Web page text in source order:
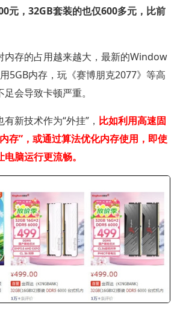
元，32GB套装的也仅600多元，比前
内存的占用越来越大，最新的Window
5GB内存，玩《赛博朋克2077》等高
会导致卡顿严重。
新技术作为“外挂”， 比如利用高速固
存”，或通过算法优化内存使用，即使
脑运行更流畅。